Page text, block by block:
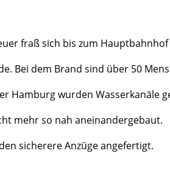
fraß sich bis zum
Bei dem Brand sind über 50
Hamburg wurden Wasserkanäle
mehr so nah aneinandergebaut.
sicherere Anzüge angefertigt.